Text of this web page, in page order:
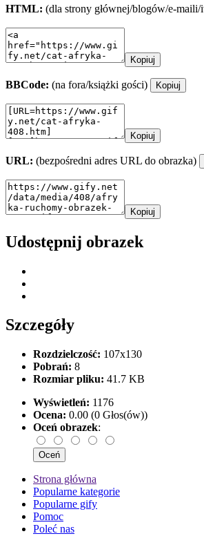
HTML: (dla strony głównej/blogów/e-maili/
Kopiuj
BBCode: (na fora/książki gości) Kopiuj
Kopiuj
URL: (bezpośredni adres URL do obrazka)
Kopiuj
Udostępnij obrazek
Szczegóły
Rozdzielczość: 107x130
Pobrań: 8
Rozmiar pliku: 41.7 KB
Wyświetleń: 1176
Ocena: 0.00 (0 Głos(ów))
Oceń obrazek:
Strona główna
Popularne kategorie
Popularne gify
Pomoc
Poleć nas